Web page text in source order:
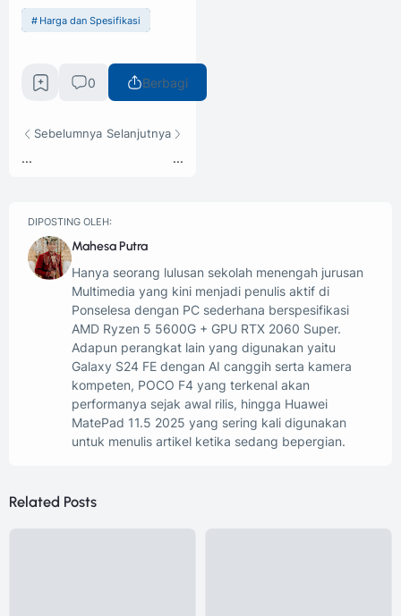
Harga dan Spesifikasi
0 Berbagi
Sebelumnya
...
Selanjutnya
...
DIPOSTING OLEH:
Mahesa Putra
Hanya seorang lulusan sekolah menengah jurusan
Multimedia yang kini menjadi penulis aktif di
Ponselesa dengan PC sederhana berspesifikasi
AMD Ryzen 5 5600G + GPU RTX 2060 Super.
Adapun perangkat lain yang digunakan yaitu
Galaxy S24 FE dengan AI canggih serta kamera
kompeten, POCO F4 yang terkenal akan
performanya sejak awal rilis, hingga Huawei
MatePad 11.5 2025 yang sering kali digunakan
untuk menulis artikel ketika sedang bepergian.
Related Posts